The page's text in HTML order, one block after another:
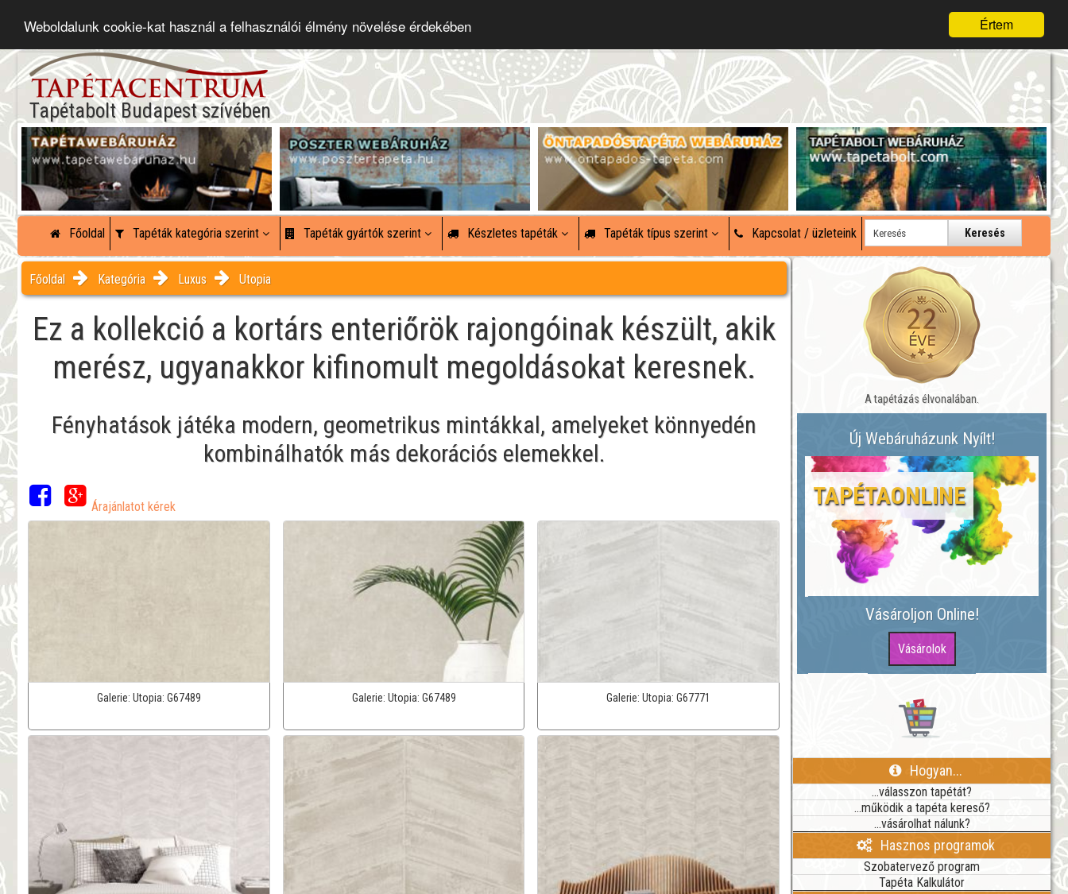
Értem
Weboldalunk cookie-kat használ a felhasználói élmény növelése érdekében
Tapétabolt Budapest szívében
Főoldal Tapéták kategória szerint Tapéták gyártók szerint Készletes tapéták Tapéták típus szerint Kapcsolat / üzleteink Keresés
Főoldal Kategória Luxus Utopia
Ez a kollekció a kortárs enteriőrök rajongóinak készült, akik
merész, ugyanakkor kifinomult megoldásokat keresnek.
Fényhatások játéka modern, geometrikus mintákkal, amelyeket könnyedén
kombinálhatók más dekorációs elemekkel.
Árajánlatot kérek
Galerie: Utopia: G67489 Galerie: Utopia: G67489 Galerie:Utopia:G67771
A tapétázás élvonalában.
Új Webáruházunk Nyílt!
TAPÉTAONLINE
Vásároljon Online!
Hogyan...
...válasszon tapétát?
...működik a tapéta kereső?
...vásárolhat nálunk?
Hasznos programok
Szobatervező program
Tapéta Kalkulátor